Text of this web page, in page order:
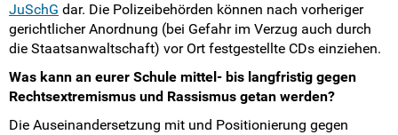
JuSchG dar. Die Polizeibehörden können nach vorheriger
gerichtlicher Anordnung (bei Gefahr im Verzug auch durch
die Staatsanwaltschaft) vor Ort festgestellte CDs einziehen.
Was kann an eurer Schule mittel- bis langfristig gegen
Rechtsextremismus und Rassismus getan werden?
Die Auseinandersetzung mit und Positionierung gegen